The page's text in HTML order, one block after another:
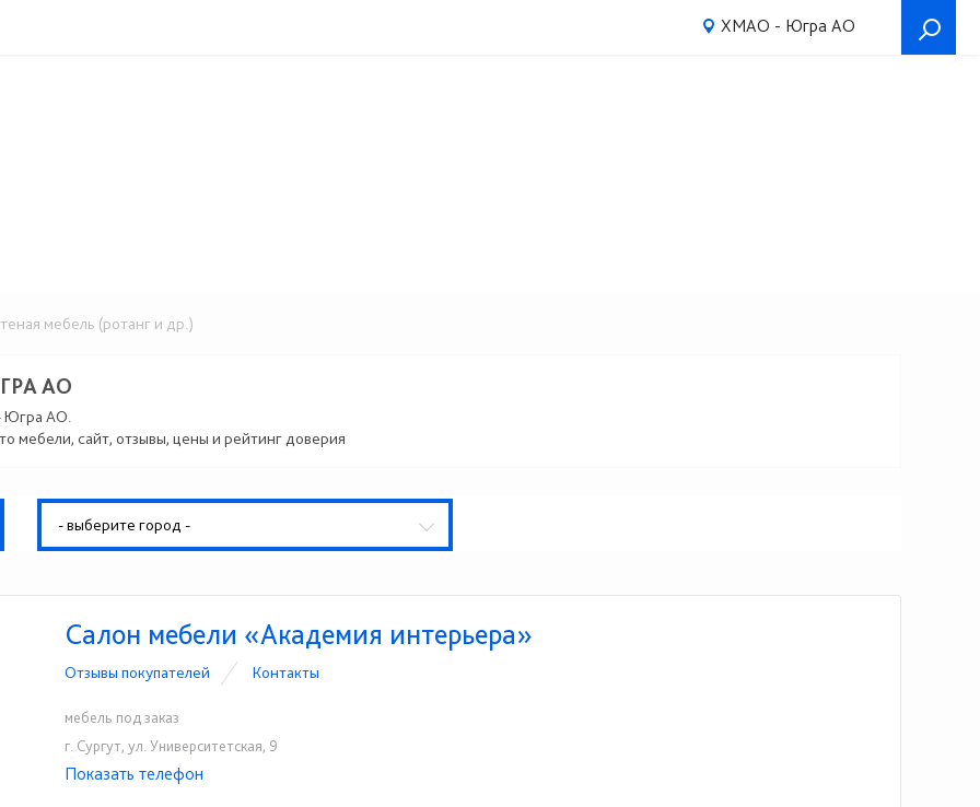
ХМАО - Югра АО
мебель (ротанг и др.)
АО
Югра АО.
мебели, сайт, отзывы, цены и рейтинг доверия
- выберите город -
Салон мебели «Академия интерьера»
Отзывы покупателей Контакты
мебель под заказ
г. Сургут, ул. Университетская, 9
☎+7-912-816-69-59
Показать телефон